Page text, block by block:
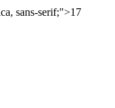
sans-serif;">17